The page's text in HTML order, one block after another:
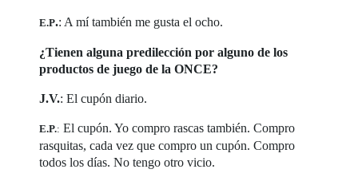
E.P.: A mí también me gusta el ocho.
¿Tienen alguna predilección por alguno de los
productos de juego de la ONCE?
J.V.: El cupón diario.
E.P.: El cupón. Yo compro rascas también. Compro
rasquitas, cada vez que compro un cupón. Compro
todos los días. No tengo otro vicio.